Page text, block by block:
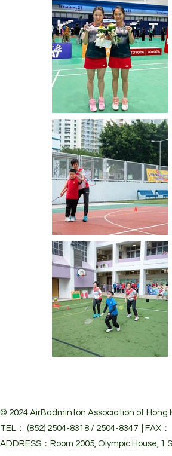
© 2024 AirBadminton Association of Hong
TEL： (852) 2504-8318 / 2504-8347 | FAX
ADDRESS：Room 2005, Olympic House,